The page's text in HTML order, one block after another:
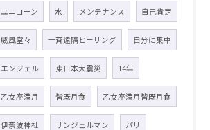
ユニコーン 水 メンテナンス 自己肯定
威風堂々 一斉遠隔ヒーリング 自分に集中
エンジェル 東日本大震災 14年
乙女座満月 皆既月食 乙女座満月皆既月食
伊奈波神社 サンジェルマン パリ